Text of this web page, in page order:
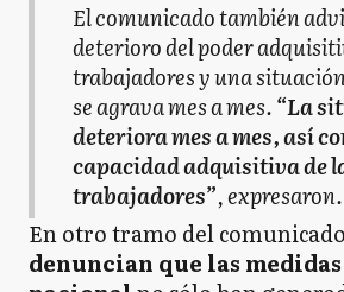
El comunicado también
deterioro del poder
trabajadores y una
se agrava mes a mes.“La
deteriora mes a mes, así
capacidad adquisitiva de
trabajadores”, expresaron.
En otro tramo del
denuncian que las